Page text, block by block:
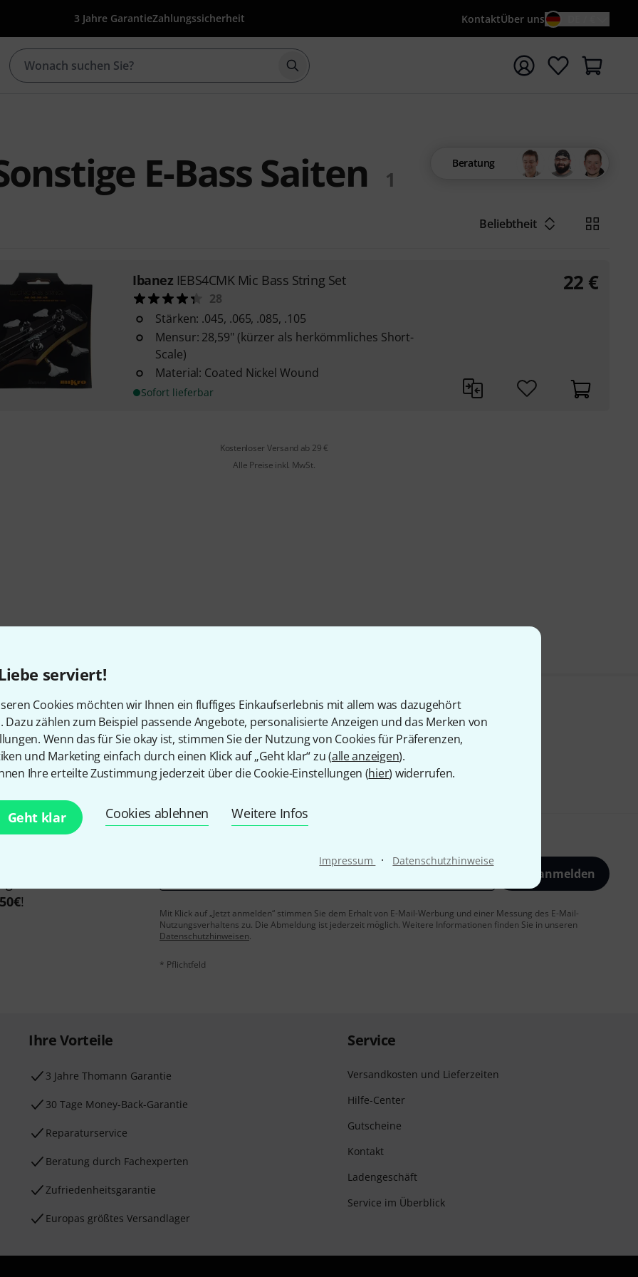
serviert!
Cookies möchten wir Ihnen ein fluffiges Einkaufserlebnis mit allem was dazugehört
Dazu zählen zum Beispiel passende Angebote, personalisierte Anzeigen und das Merken von
Wenn das für Sie okay ist, stimmen Sie der Nutzung von Cookies für Präferenzen,
und Marketing einfach durch einen Klick auf „Geht klar“ zu (alle anzeigen).
Ihre erteilte Zustimmung jederzeit über die Cookie-Einstellungen (hier) widerrufen.
Geht klar Cookies ablehnen Weitere Infos
Impressum · Datenschutzhinweise
3 Jahre GarantieZahlungssicherheit KontaktÜber uns
Suche mit Suchwort {searchTerm} starten
E-Bass Saiten 1
Beratung
Beliebtheit
Ibanez IEBS4CMK Mic Bass String Set
28
Stärken: .045, .065, .085, .105
Mensur: 28,59" (kürzer als herkömmliches Short-
Scale)
Material: Coated Nickel Wound
Sofort lieferbar
22 €
Kostenloser Versand ab 29 €
Alle Preise inkl. MwSt.
Gefällt Ihnen, was Sie sehen?
Teilen Hilfe & Feedback
mit etwas Glück
50€!
Jetzt anmelden
Mit Klick auf „Jetzt anmelden“ stimmen Sie dem Erhalt von E-Mail-Werbung und einer Messung des E-Mail-
Nutzungsverhaltens zu. Die Abmeldung ist jederzeit möglich. Weitere Informationen finden Sie in unseren
Datenschutzhinweisen.
* Pflichtfeld
Ihre Vorteile
3 Jahre Thomann Garantie
30 Tage Money-Back-Garantie
Reparaturservice
Beratung durch Fachexperten
Zufriedenheitsgarantie
Europas größtes Versandlager
Service
Versandkosten und Lieferzeiten
Hilfe-Center
Gutscheine
Kontakt
Ladengeschäft
Service im Überblick